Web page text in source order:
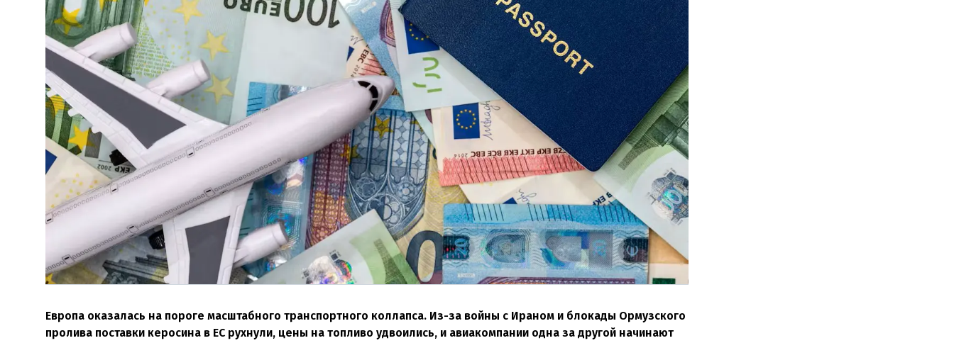
Европа оказалась на пороге масштабного транспортного коллапса. Из-за войны с Ираном и блокады Ормузского
пролива поставки керосина в ЕС рухнули, цены на топливо удвоились, и авиакомпании одна за другой начинают